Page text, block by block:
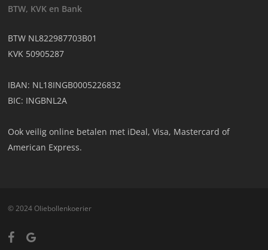
BTW, KVK en Bank
BTW NL822987703B01
KVK 50905287
IBAN: NL18INGB0005226832
BIC: INGBNL2A
Ook veilig online betalen met iDeal, Visa, Mastercard of
American Express.
© 2024 Oliebollenkoerier
facebookgoogle-